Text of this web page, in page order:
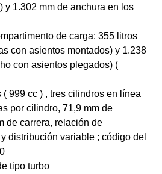
y 1.302 mm de anchura en los
de carga: 355 litros
con asientos montados) y 1.238
con asientos plegados) (
( 999 cc ) , tres cilindros en línea
por cilindro, 71,9 mm de
de carrera, relación de
distribución variable ; código del
tipo turbo